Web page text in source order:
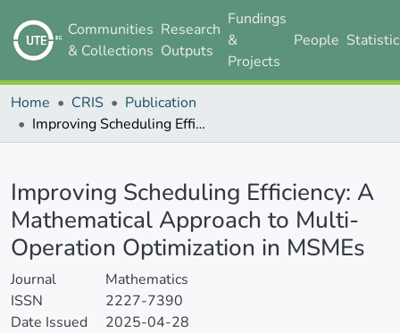
Communities
& Collections
Research
Outputs
Fundings
&
Projects
People
Home CRIS
Publication
Improving Scheduling Efficiency: A Mathematical Approach to Multi-Operation Optimization in MSMEs
Improving Scheduling Efficiency: A
Mathematical Approach to Multi-
Operation Optimization in MSMEs
Journal
Mathematics
ISSN
2227-7390
Date Issued
2025-04-28